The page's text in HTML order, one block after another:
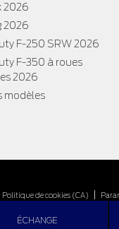
ÉCHANGE
2026
2026
F-250 SRW 2026
F-350 à roues
2026
modèles
Politique de cookies (CA)